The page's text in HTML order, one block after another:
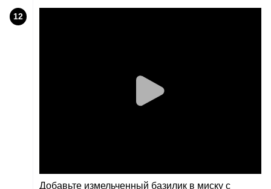
12
Добавьте измельченный базилик в миску с